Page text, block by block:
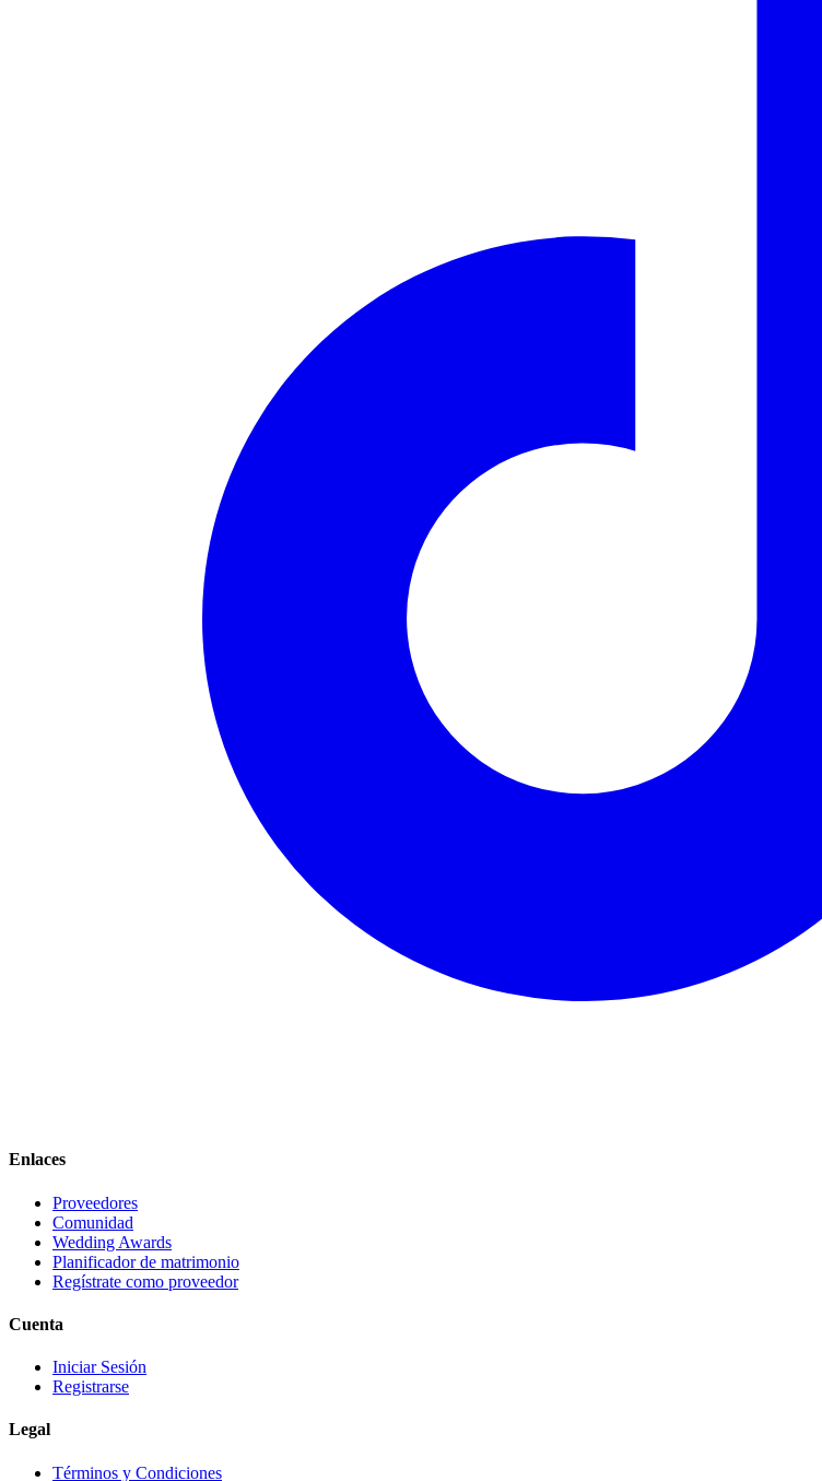
Enlaces
Proveedores
Comunidad
Wedding Awards
Planificador de matrimonio
Regístrate como proveedor
Cuenta
Iniciar Sesión
Registrarse
Legal
Términos y Condiciones